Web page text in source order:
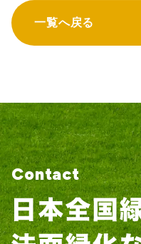
一覧へ戻る
Contact